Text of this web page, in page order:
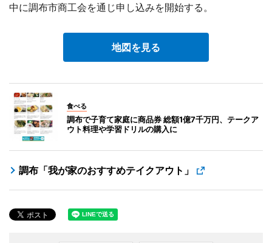
中に調布市商工会を通じ申し込みを開始する。
地図を見る
食べる
調布で子育て家庭に商品券 総額1億7千万円、テークア
ウト料理や学習ドリルの購入に
調布「我が家のおすすめテイクアウト」